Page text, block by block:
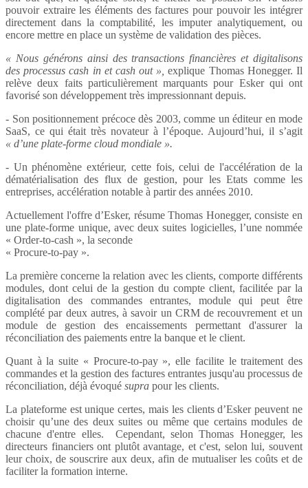
pouvoir extraire les éléments des factures pour pouvoir les intégrer
directement dans la comptabilité, les imputer analytiquement, ou
encore mettre en place un système de validation des pièces.
« Nous générons ainsi des transactions financières et digitalisons
des processus cash in et cash out », explique Thomas Honegger. Il
relève deux faits particulièrement marquants pour Esker qui ont
favorisé son développement très impressionnant depuis.
- Son positionnement précoce dès 2003, comme un éditeur en mode
SaaS, ce qui était très novateur à l’époque. Aujourd’hui, il s’agit
« d’une plate-forme cloud mondiale ».
- Un phénomène extérieur, cette fois, celui de l'accélération de la
dématérialisation des flux de gestion, pour les Etats comme les
entreprises, accélération notable à partir des années 2010.
Actuellement l'offre d’Esker, résume Thomas Honegger, consiste en
une plate-forme unique, avec deux suites logicielles, l’une nommée
« Order-to-cash », la seconde
« Procure-to-pay ».
La première concerne la relation avec les clients, comporte différents
modules, dont celui de la gestion du compte client, facilitée par la
digitalisation des commandes entrantes, module qui peut être
complété par deux autres, à savoir un CRM de recouvrement et un
module de gestion des encaissements permettant d'assurer la
réconciliation des paiements entre la banque et le client.
Quant à la suite « Procure-to-pay », elle facilite le traitement des
commandes et la gestion des factures entrantes jusqu'au processus de
réconciliation, déjà évoqué supra pour les clients.
La plateforme est unique certes, mais les clients d’Esker peuvent ne
choisir qu’une des deux suites ou même que certains modules de
chacune d'entre elles. Cependant, selon Thomas Honegger, les
directeurs financiers ont plutôt avantage, et c'est, selon lui, souvent
leur choix, de souscrire aux deux, afin de mutualiser les coûts et de
faciliter la formation interne.